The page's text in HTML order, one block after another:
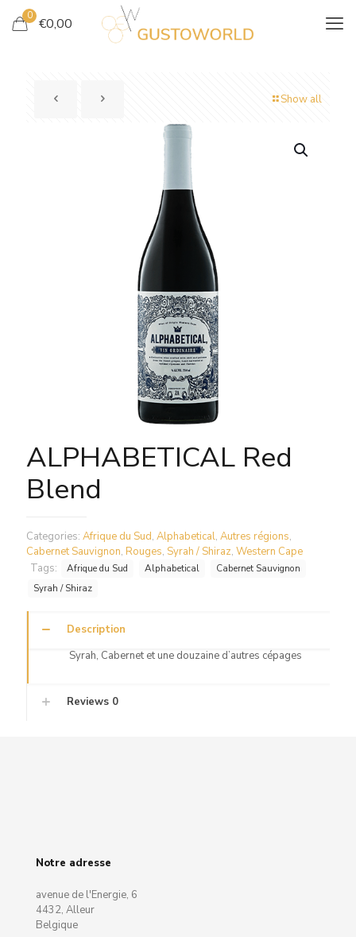
0 €0,00
Show all
ALPHABETICAL Red
Blend
Categories: Afrique du Sud, Alphabetical, Autres régions,
Cabernet Sauvignon, Rouges, Syrah / Shiraz, Western Cape
Tags:
Afrique du Sud Alphabetical
Cabernet Sauvignon
Syrah / Shiraz
Description
Syrah, Cabernet et une douzaine d’autres cépages
Reviews 0
Notre adresse
avenue de l'Energie, 6
4432, Alleur
Belgique